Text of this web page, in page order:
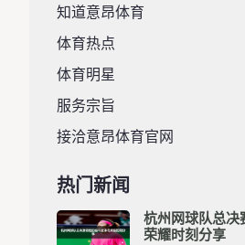
知道意昂体育
体育热点
体育明星
服务宗旨
接洽意昂体育官网
热门新闻
杭州网球队总决
荣耀时刻分享